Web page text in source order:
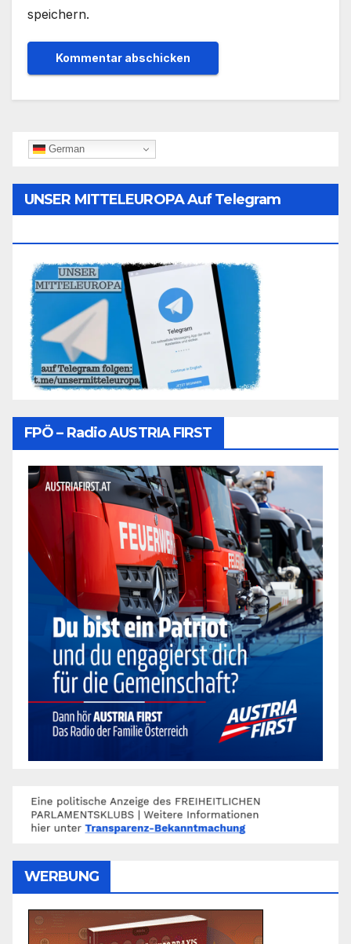
speichern.
German
UNSER MITTELEUROPA Auf Telegram
FPÖ – Radio AUSTRIA FIRST
WERBUNG